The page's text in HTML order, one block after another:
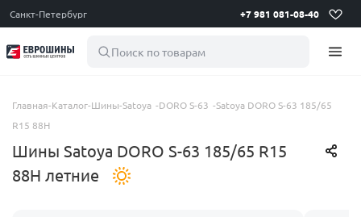
Санкт-Петербург +7 981 081-08-40
Поиск по товарам
Главная-Каталог-Шины-Satoya -DORO S-63 -Satoya DORO S-63 185/65
R15 88H
Шины Satoya DORO S-63 185/65 R15
88H летние